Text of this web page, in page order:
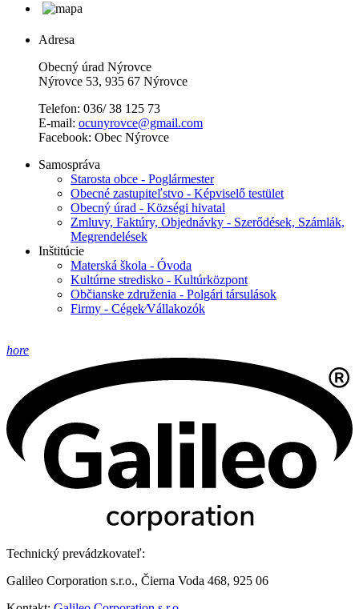
Adresa
Obecný úrad Nýrovce
Nýrovce 53, 935 67 Nýrovce
Telefon: 036/ 38 125 73
E-mail: ocunyrovce@gmail.com
Facebook: Obec Nýrovce
Samospráva
Starosta obce - Poglármester
Obecné zastupiteľstvo - Képviselő testület
Obecný úrad - Községi hivatal
Zmluvy, Faktúry, Objednávky - Szerődések, Számlák,
Megrendelések
Inštitúcie
Materská škola - Óvoda
Kultúrne stredisko - Kultúrközpont
Občianske združenia - Polgári társulások
Firmy - Cégek⁄Vállakozók
hore
Technický prevádzkovateľ:
Galileo Corporation s.r.o., Čierna Voda 468, 925 06